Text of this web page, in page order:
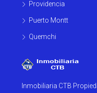
Providencia
Puerto Montt
Quemchi
Inmobiliaria CTB